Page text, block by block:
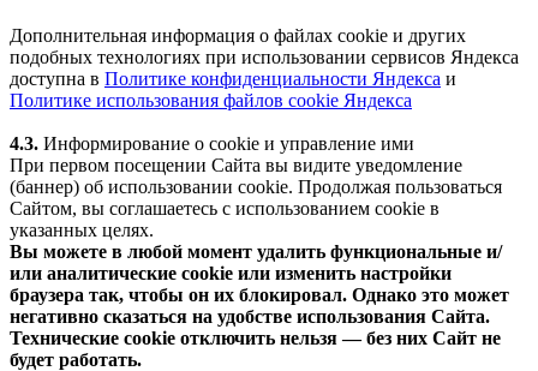
Дополнительная информация о файлах cookie и других
подобных технологиях при использовании сервисов Яндекса
доступна в Политике конфиденциальности Яндекса и
Политике использования файлов cookie Яндекса
4.3. Информирование о cookie и управление ими
При первом посещении Сайта вы видите уведомление
(баннер) об использовании cookie. Продолжая пользоваться
Сайтом, вы соглашаетесь с использованием cookie в
указанных целях.
Вы можете в любой момент удалить функциональные и/
или аналитические cookie или изменить настройки
браузера так, чтобы он их блокировал. Однако это может
негативно сказаться на удобстве использования Сайта.
Технические cookie отключить нельзя — без них Сайт не
будет работать.